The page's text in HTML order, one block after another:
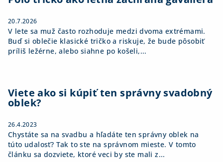
20.7.2026
V lete sa muž často rozhoduje medzi dvoma extrémami.
Buď si oblečie klasické tričko a riskuje, že bude pôsobiť
príliš ležérne, alebo siahne po košeli,...
Viete ako si kúpiť ten správny svadobný
oblek?
26.4.2023
Chystáte sa na svadbu a hľadáte ten správny oblek na
túto udalosť? Tak to ste na správnom mieste. V tomto
článku sa dozviete, ktoré veci by ste mali z...